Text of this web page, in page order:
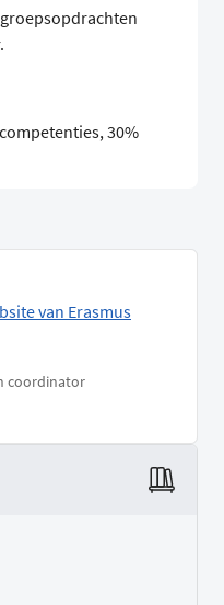
30%
van Erasmus
coordinator